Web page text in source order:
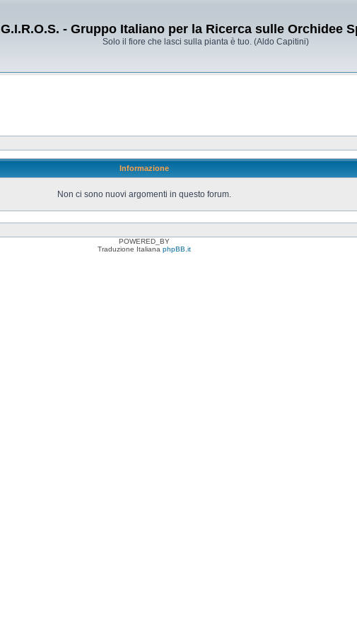
G.I.R.O.S. - Gruppo Italiano per la Ricerca sulle Orchidee
Solo il fiore che lasci sulla pianta è tuo. (Aldo Capitini)
Informazione
Non ci sono nuovi argomenti in questo forum.
POWERED_BY
Traduzione Italiana phpBB.it